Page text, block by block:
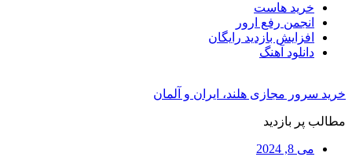
خرید هاست
انجمن رفع ارور
افزایش بازدید رایگان
دانلود آهنگ
خرید سرور مجازی هلند، ایران و آلمان
مطالب پر بازدید
می 8, 2024